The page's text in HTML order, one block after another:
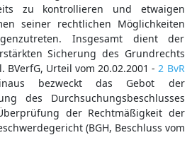
zu kontrollieren und etwaigen
seiner rechtlichen Möglichkeiten
Insgesamt dient der
Sicherung des Grundrechts
BVerfG, Urteil vom 20.02.2001 - 2 BvR
bezweckt das Gebot der
des Durchsuchungsbeschlusses
der Rechtmäßigkeit der
(BGH, Beschluss vom